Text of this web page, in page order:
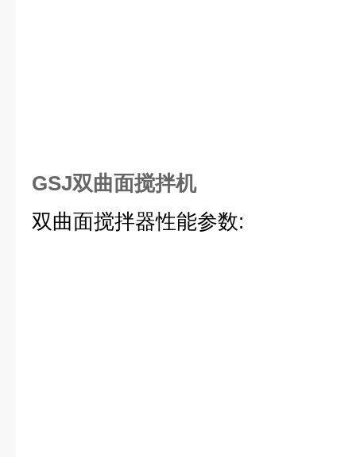
GSJ双曲面搅拌机
双曲面搅拌器性能参数: